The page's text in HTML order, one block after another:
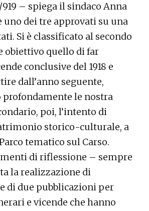
– spiega il sindaco Anna
uno dei tre approvati su una
Si è classificato al secondo
obiettivo quello di far
conclusive del 1918 e
dall’anno seguente,
le nostra
poi, l’intento di
storico-culturale, a
tematico sul Carso.
di riflessione – sempre
la realizzazione di
di due pubblicazioni per
e vicende che hanno